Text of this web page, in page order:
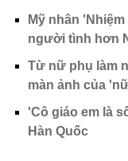
Mỹ nhân
người tình hơn
Từ nữ phụ làm
màn ảnh của
'Cô giáo em là
Hàn Quốc